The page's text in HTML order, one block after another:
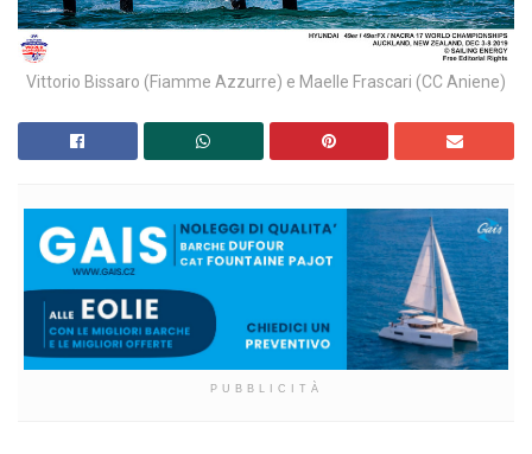
Vittorio Bissaro (Fiamme Azzurre) e Maelle Frascari (CC Aniene)
PUBBLICITÀ